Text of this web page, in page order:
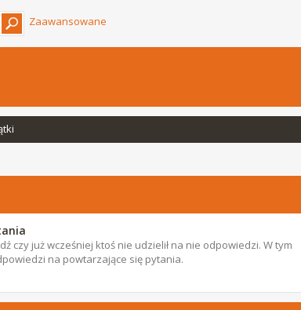
Zaawansowane
czy już wcześniej ktoś nie udzielił na nie odpowiedzi. W tym
na powtarzające się pytania.